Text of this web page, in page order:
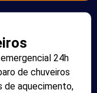
24h
de chuveiros
de aquecimento,